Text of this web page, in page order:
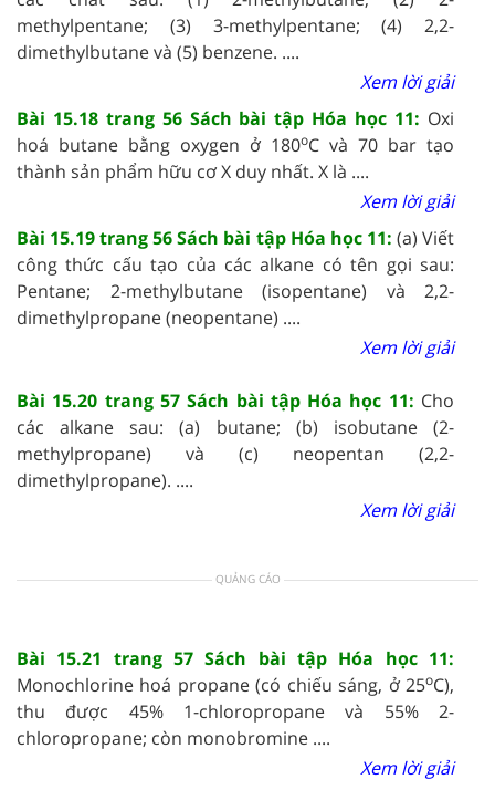
methylpentane; (3) 3-methylpentane; (4) 2,2-
dimethylbutane và (5) benzene. ....
Xem lời giải
Bài 15.18 trang 56 Sách bài tập Hóa học 11: Oxi
hoá butane bằng oxygen ở 180oC và 70 bar tạo
thành sản phẩm hữu cơ X duy nhất. X là ....
Xem lời giải
Bài 15.19 trang 56 Sách bài tập Hóa học 11: (a) Viết
công thức cấu tạo của các alkane có tên gọi sau:
Pentane; 2-methylbutane (isopentane) và 2,2-
dimethylpropane (neopentane) ....
Xem lời giải
Bài 15.20 trang 57 Sách bài tập Hóa học 11: Cho
các alkane sau: (a) butane; (b) isobutane (2-
methylpropane) và (c) neopentan (2,2-
dimethylpropane). ....
Xem lời giải
QUẢNG CÁO
Bài 15.21 trang 57 Sách bài tập Hóa học 11:
Monochlorine hoá propane (có chiếu sáng, ở 25oC),
thu được 45% 1-chloropropane và 55% 2-
chloropropane; còn monobromine ....
Xem lời giải